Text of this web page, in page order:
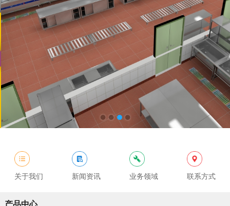
关于我们 新闻资讯 业务领域 联系方式
产品中心